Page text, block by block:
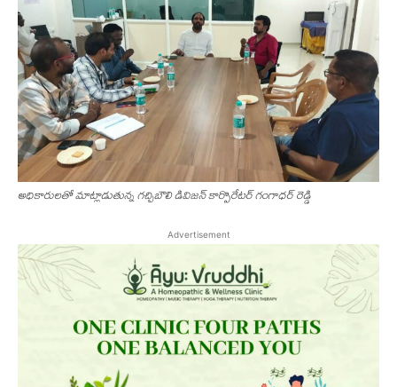
అధికారులతో మాట్లాడుతున్న గచ్చిబౌలి డివిజన్ కార్పొరేటర్ గంగాధర్ రెడ్డి
Advertisement